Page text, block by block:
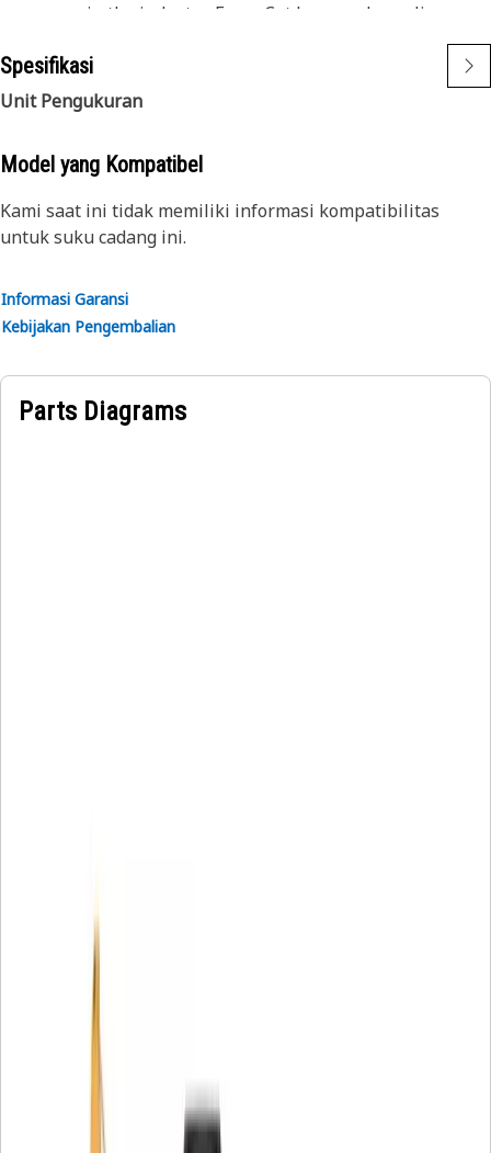
processes in the industry. Every Cat hose and coupling
combination is tested as a system to ensure a perfect fit
that yields maximum safety and dependability.
Spesifikasi
Unit Pengukuran
Model yang Kompatibel
Kami saat ini tidak memiliki informasi kompatibilitas
untuk suku cadang ini.
Informasi Garansi
Kebijakan Pengembalian
Parts Diagrams